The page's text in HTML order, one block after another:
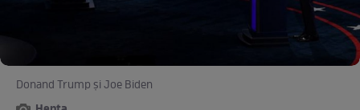
Donand Trump și Joe Biden